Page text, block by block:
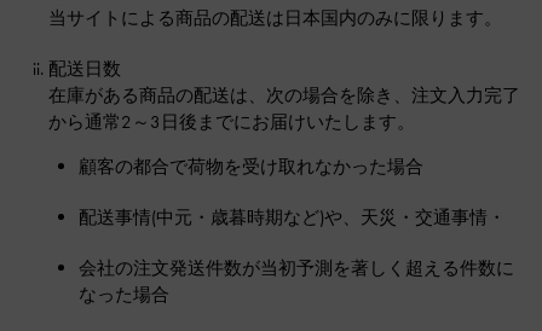
当サイトによる商品の配送は日本国内のみに限ります。
配送日数
在庫がある商品の配送は、次の場合を除き、注文入力完了
から通常2～3日後までにお届けいたします。
顧客の都合で荷物を受け取れなかった場合
配送事情(中元・歳暮時期など)や、天災・交通事情・
会社の注文発送件数が当初予測を著しく超える件数に
なった場合